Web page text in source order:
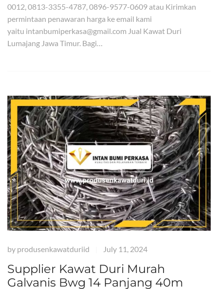
0012, 0813-3355-4787, 0896-9577-0609 atau Kirimkan
permintaan penawaran harga ke email kami
yaitu intanbumiperkasa@gmail.com Jual Kawat Duri
Lumajang Jawa Timur. Bagi…
by produsenkawatduriid July 11, 2024
Supplier Kawat Duri Murah
Galvanis Bwg 14 Panjang 40m